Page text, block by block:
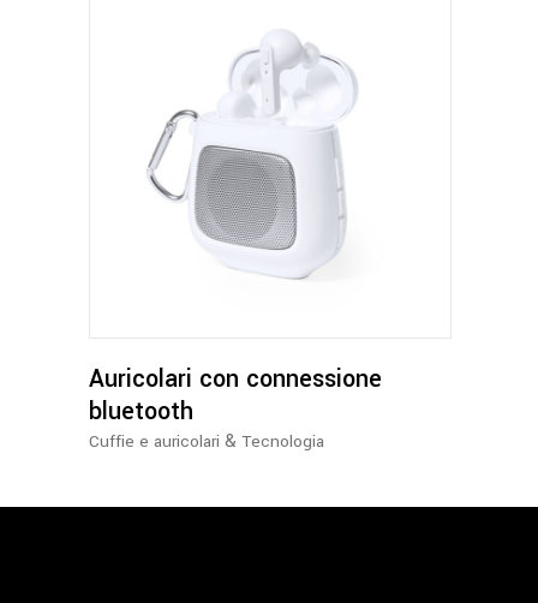
Auricolari con connessione
bluetooth
Cuffie e auricolari & Tecnologia